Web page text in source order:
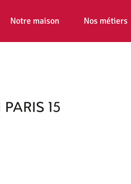
Notre maison Nos métiers